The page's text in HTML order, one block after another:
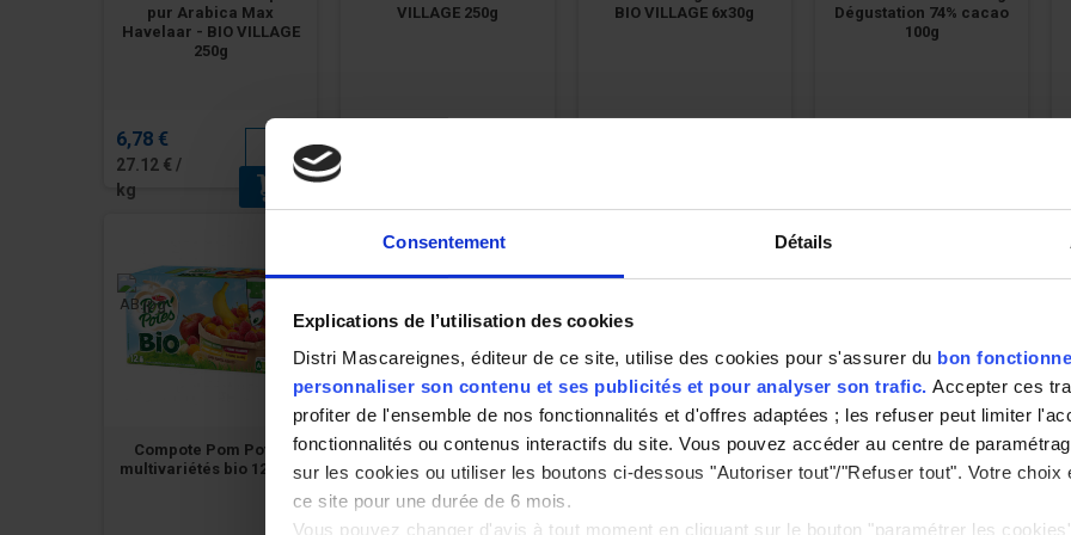
Consentement Détails
Explications de l’utilisation des cookies
Distri Mascareignes, éditeur de ce site, utilise des cookies pour s'assurer du bon
personnaliser son contenu et ses publicités et pour analyser son trafic. Accepter ces
profiter de l'ensemble de nos fonctionnalités et d'offres adaptées ; les refuser peut limiter
fonctionnalités ou contenus interactifs du site. Vous pouvez accéder au centre de
sur les cookies ou utiliser les boutons ci-dessous "Autoriser tout"/"Refuser tout". Votre choix
ce site pour une durée de 6 mois.
Vous pouvez changer d'avis à tout moment en cliquant sur le bouton "paramétrer les
pur Arabica Max
Havelaar - BIO VILLAGE
250g
6,78 €
27.12 € /
kg
VILLAGE 250g
BIO VILLAGE 6x30g
Dégustation 74% cacao
100g
Compote Pom Potes
multivariétés bio 12x90g
Compotes Pomme Fraise
sans sucres ajoutés Bio
Compotes Pomme Poire
sans sucres ajoutés Bio
Confiture extra de fraise
- BIO VILLAGE 370g